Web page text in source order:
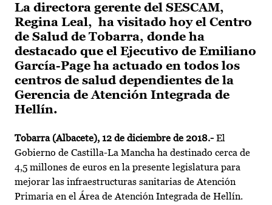
La directora gerente del SESCAM,
Regina Leal, ha visitado hoy el Centro
de Salud de Tobarra, donde ha
destacado que el Ejecutivo de Emiliano
García-Page ha actuado en todos los
centros de salud dependientes de la
Gerencia de Atención Integrada de
Hellín.
Tobarra (Albacete), 12 de diciembre de 2018.- El
Gobierno de Castilla-La Mancha ha destinado cerca de
4,5 millones de euros en la presente legislatura para
mejorar las infraestructuras sanitarias de Atención
Primaria en el Área de Atención Integrada de Hellín.